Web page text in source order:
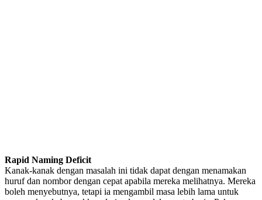
Rapid Naming Deficit
Kanak-kanak dengan masalah ini tidak dapat dengan menamakan
huruf dan nombor dengan cepat apabila mereka melihatnya. Mereka
boleh menyebutnya, tetapi ia mengambil masa lebih lama untuk